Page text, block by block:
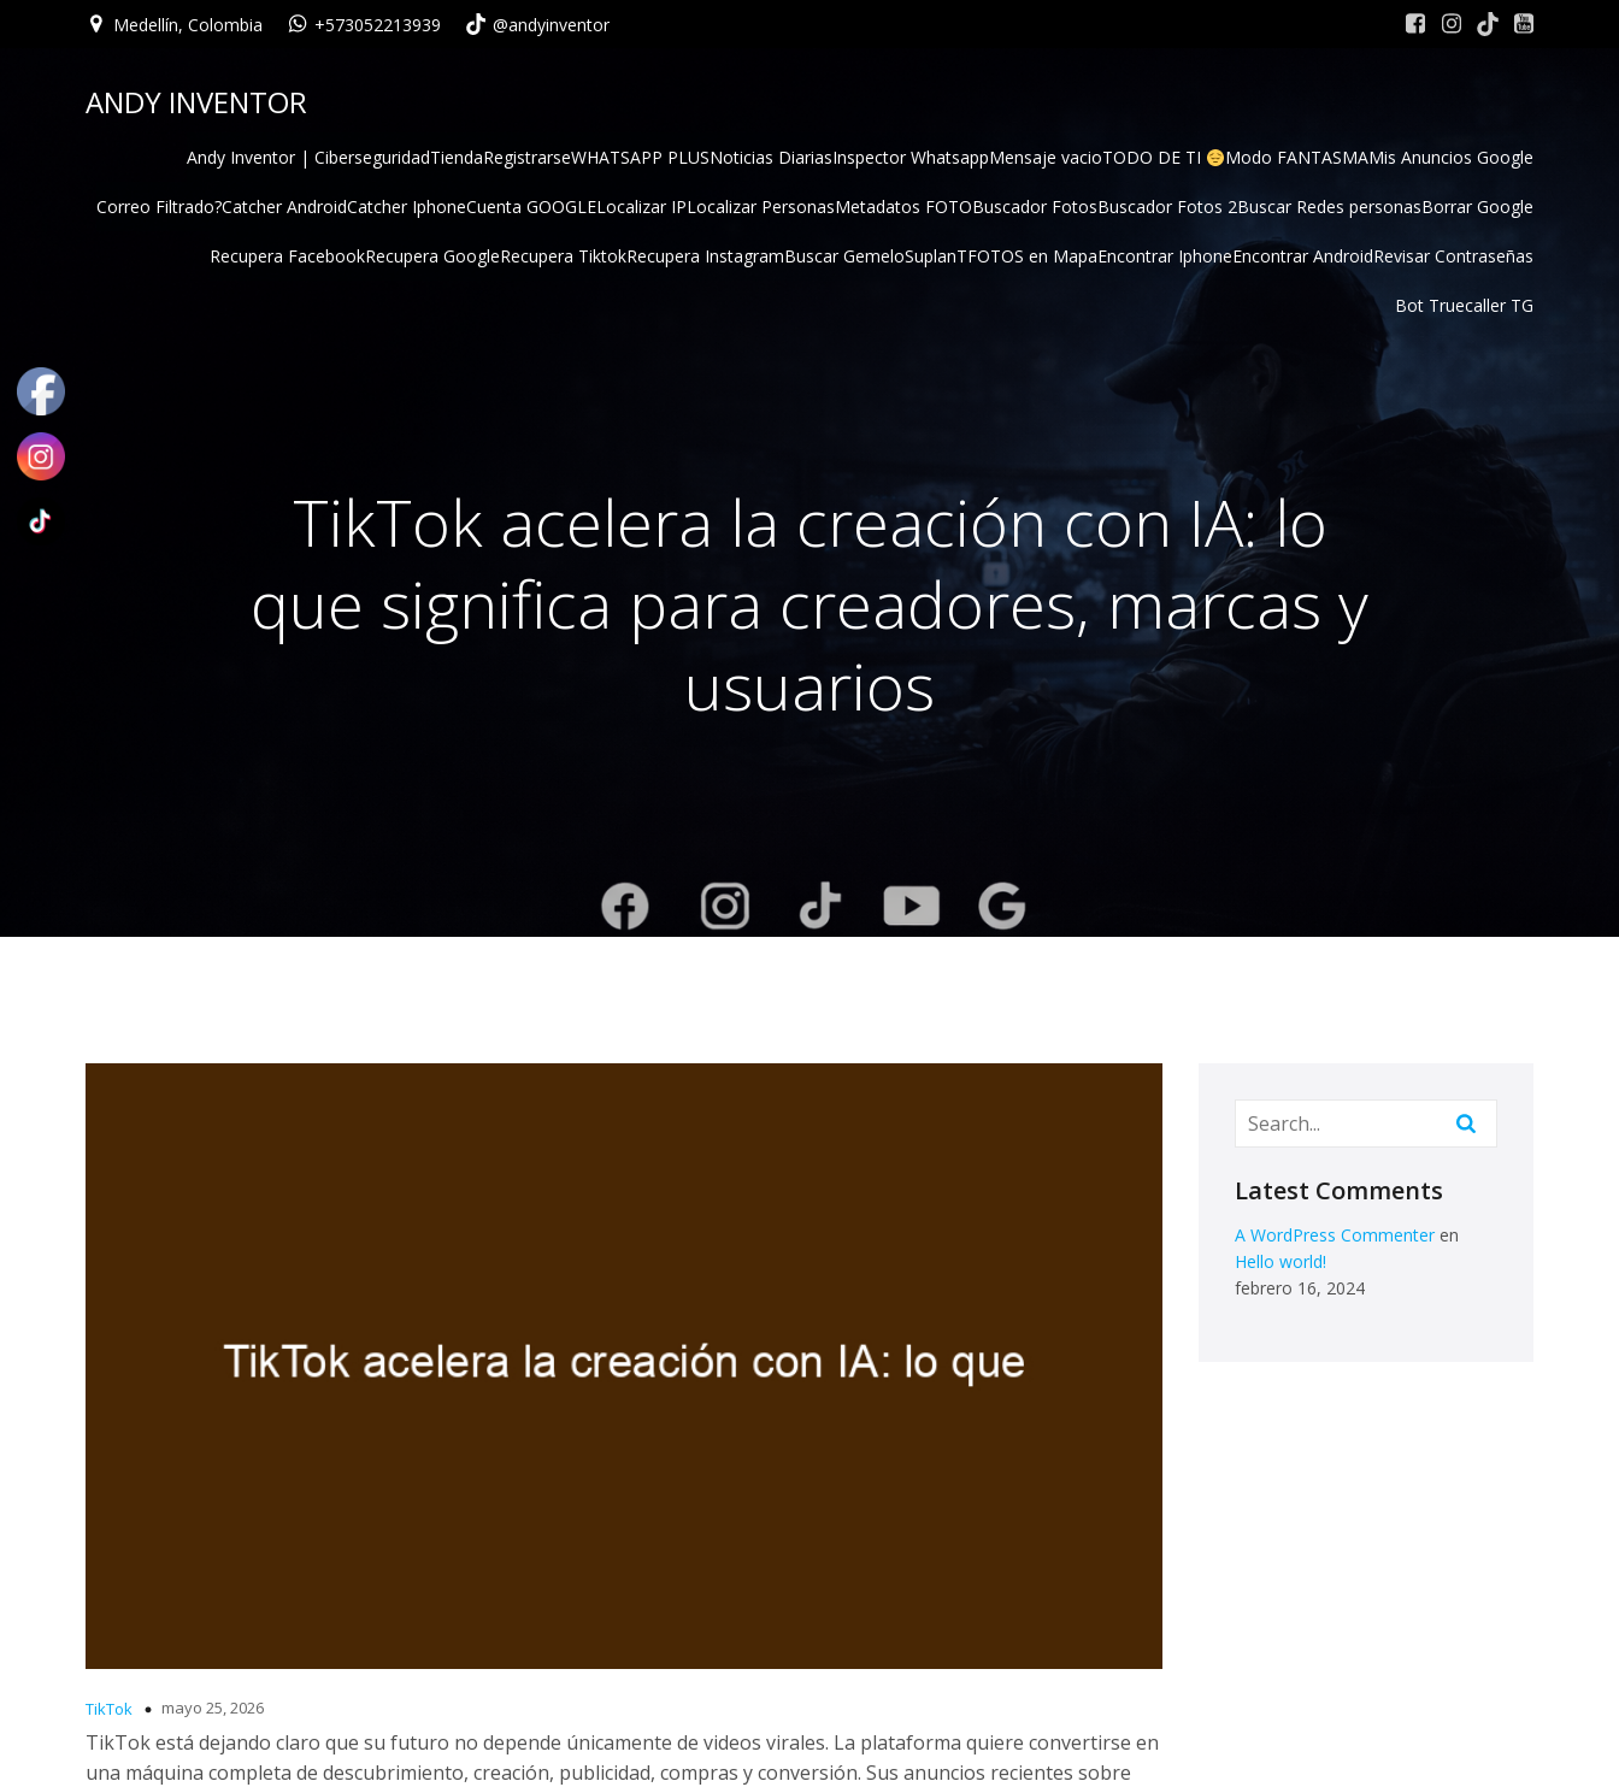
Medellín, Colombia +573052213939 @andyinventor
ANDY INVENTOR
Andy Inventor | CiberseguridadTiendaRegistrarseWHATSAPP PLUSNoticias DiariasInspector WhatsappMensaje vacioTODO DE TI Modo FANTASMAMis Anuncios Google
Correo Filtrado?Catcher AndroidCatcher IphoneCuenta GOOGLELocalizar IPLocalizar PersonasMetadatos FOTOBuscador FotosBuscador Fotos 2Buscar Redes personasBorrar Google
Recupera FacebookRecupera GoogleRecupera TiktokRecupera InstagramBuscar GemeloSuplanTFOTOS en MapaEncontrar IphoneEncontrar AndroidRevisar Contraseñas
Bot Truecaller TG
TikTok acelera la creación con IA: lo
que significa para creadores, marcas y
usuarios
TikTok mayo 25, 2026
TikTok está dejando claro que su futuro no depende únicamente de videos virales. La plataforma quiere convertirse en
una máquina completa de descubrimiento, creación, publicidad, compras y conversión. Sus anuncios recientes sobre
Latest Comments
A WordPress Commenter en
Hello world!
febrero 16, 2024